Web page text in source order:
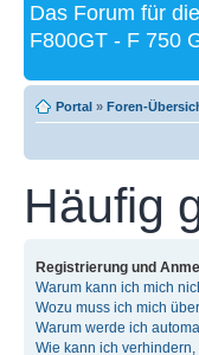
Das Forum für
F800GT - F 750
Portal » Foren-
Häufig
Registrierung und
Warum kann ich mich
Wozu muss ich mich
Warum werde ich
Wie kann ich